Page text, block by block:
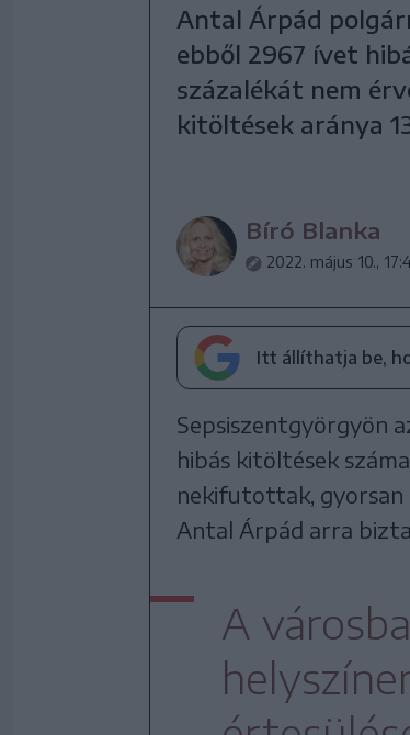
Antal Árpád
ebből 2967 ívet
százalékát nem
kitöltések aránya
Bíró Blanka
2022. május 10.,
Itt állíthatja be,
Sepsiszentgyörgyön
hibás kitöltések
nekifutottak, gyorsan
Antal Árpád arra
A